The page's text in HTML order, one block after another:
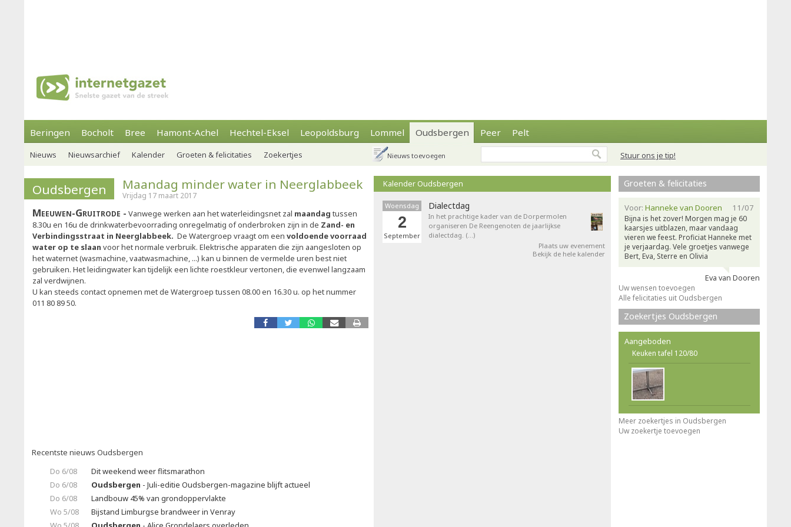
Beringen Bocholt Bree Hamont-Achel Hechtel-Eksel Leopoldsburg Lommel Oudsbergen Peer Pelt
Stuur ons je tip!
Nieuws Nieuwsarchief Kalender Groeten & felicitaties Zoekertjes Nieuws toevoegen
Oudsbergen Maandag minder water in Neerglabbeek
Vrijdag 17 maart 2017
Meeuwen-Gruitrode Vanwege werken aan het waterleidingsnet zal maandag tussen
8.30u en 16u de drinkwaterbevoorrading onregelmatig of onderbroken zijn in de Zand- en
Verbindingsstraat in Neerglabbeek. De Watergroep vraagt om een voldoende voorraad
water op te slaan voor het normale verbruik. Elektrische apparaten die zijn aangesloten op
het waternet (wasmachine, vaatwasmachine, ...) kan u binnen de vermelde uren best niet
gebruiken. Het leidingwater kan tijdelijk een lichte roestkleur vertonen, die evenwel langzaam
zal verdwijnen.
U kan steeds contact opnemen met de Watergroep tussen 08.00 en 16.30 u. op het nummer
011 80 89 50.
Recentste nieuws Oudsbergen
Do 6/08
Dit weekend weer flitsmarathon
Do 6/08
Oudsbergen - Juli-editie Oudsbergen-magazine blijft actueel
Do 6/08
Landbouw 45% van grondoppervlakte
Wo 5/08
Bijstand Limburgse brandweer in Venray
Kalender Oudsbergen
Woensdag
2
September
Dialectdag
In het prachtige kader van de Dorpermolen
organiseren De Reengenoten de jaarlijkse
dialectdag. (…)
Plaats uw evenement
Bekijk de hele kalender
Groeten & felicitaties
11/07
Voor: Hanneke van Dooren
Bijna is het zover! Morgen mag je 60
kaarsjes uitblazen, maar vandaag
vieren we feest. Proficiat Hanneke met
je verjaardag. Vele groetjes vanwege
Bert, Eva, Sterre en Olivia
Eva van Dooren
Uw wensen toevoegen
Alle felicitaties uit Oudsbergen
Zoekertjes Oudsbergen
Aangeboden
Keuken tafel 120/80
Meer zoekertjes in Oudsbergen
Uw zoekertje toevoegen